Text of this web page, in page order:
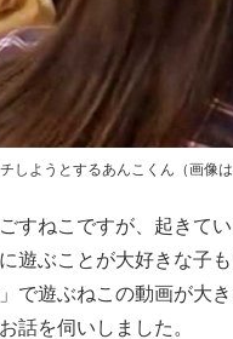
しようとするあんこくん（画像は
すねこですが、起きて
遊ぶことが大好きな子
で遊ぶねこの動画が大
話を伺いしました。